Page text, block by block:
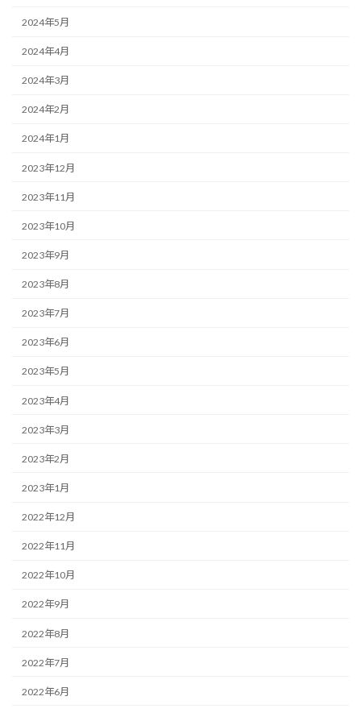
2024年5月
2024年4月
2024年3月
2024年2月
2024年1月
2023年12月
2023年11月
2023年10月
2023年9月
2023年8月
2023年7月
2023年6月
2023年5月
2023年4月
2023年3月
2023年2月
2023年1月
2022年12月
2022年11月
2022年10月
2022年9月
2022年8月
2022年7月
2022年6月